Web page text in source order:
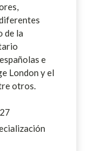
de la
e
London y el
otros.